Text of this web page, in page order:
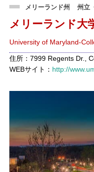
メリーランド州 州立
メリーランド
University of Maryland-
住所：7999 Regents Dr.,
WEBサイト： http://